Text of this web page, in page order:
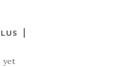
yet